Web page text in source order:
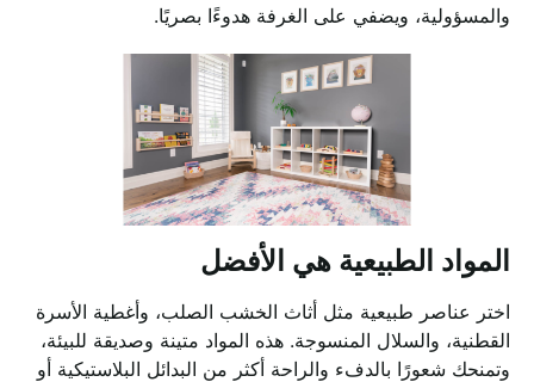
والمسؤولية، ويضفي على الغرفة هدوءًا بصريًا.
المواد الطبيعية هي الأفضل
اختر عناصر طبيعية مثل أثاث الخشب الصلب، وأغطية الأسرة
القطنية، والسلال المنسوجة. هذه المواد متينة وصديقة للبيئة،
وتمنحك شعورًا بالدفء والراحة أكثر من البدائل البلاستيكية أو